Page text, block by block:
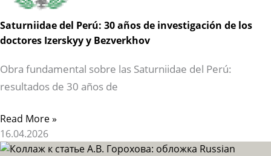
Saturniidae del Perú: 30 años de investigación de los
doctores Izerskyy y Bezverkhov
Obra fundamental sobre las Saturniidae del Perú:
resultados de 30 años de
Read More »
16.04.2026